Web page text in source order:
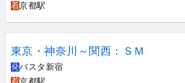
着京都駅
東京・神奈川～関西：ＳＭ
発バスタ新宿